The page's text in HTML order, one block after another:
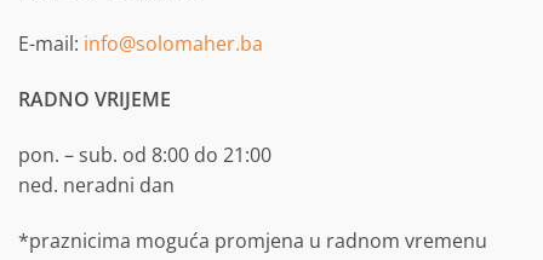
E-mail: info@solomaher.ba
RADNO VRIJEME
pon. – sub. od 8:00 do 21:00
ned. neradni dan
*praznicima moguća promjena u radnom vremenu